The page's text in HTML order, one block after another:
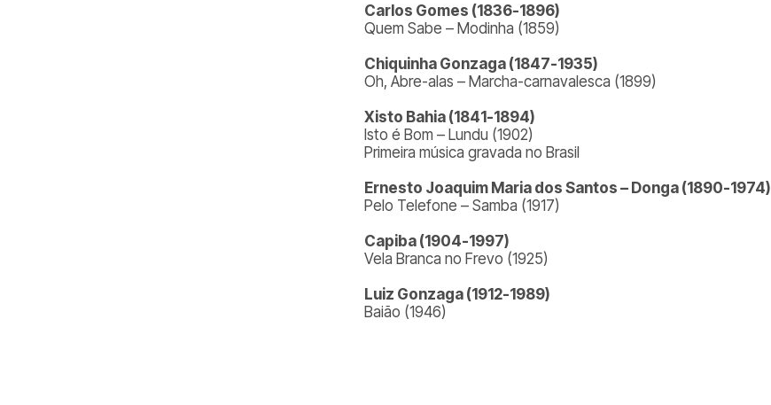
Carlos Gomes (1836-1896)
Quem Sabe – Modinha (1859)
Chiquinha Gonzaga (1847-1935)
Oh, Abre-alas – Marcha-carnavalesca (1899)
Xisto Bahia (1841-1894)
Isto é Bom – Lundu (1902)
Primeira música gravada no Brasil
Ernesto Joaquim Maria dos Santos – Donga (1890-1974)
Pelo Telefone – Samba (1917)
Capiba (1904-1997)
Vela Branca no Frevo (1925)
Luiz Gonzaga (1912-1989)
Baião (1946)